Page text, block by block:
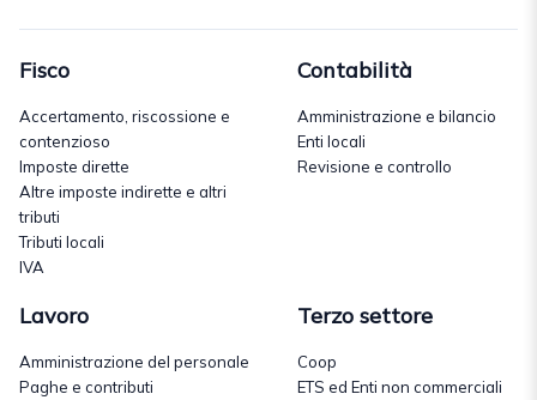
Fisco
Accertamento, riscossione e
contenzioso
Imposte dirette
Altre imposte indirette e altri
tributi
Tributi locali
IVA
Contabilità
Amministrazione e bilancio
Enti locali
Revisione e controllo
Lavoro
Amministrazione del personale
Paghe e contributi
Terzo settore
Coop
ETS ed Enti non commerciali